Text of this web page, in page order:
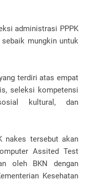
administrasi PPPK
mungkin untuk
terdiri atas empat
seleksi kompetensi
kultural, dan
nakes tersebut akan
Assited Test
oleh BKN dengan
Kesehatan